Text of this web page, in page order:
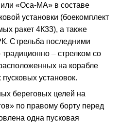
«Оса-МА» в составе
установки (боекомплект
ракет 4К33), а также
Стрельба последними
– стрелком со
на корабле
установок.
береговых целей на
по правому борту перед
одна пусковая